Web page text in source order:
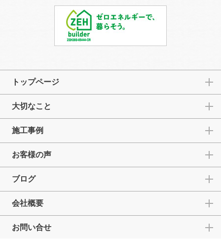
トップページ
大切なこと
施工事例
お客様の声
ブログ
会社概要
お問い合せ